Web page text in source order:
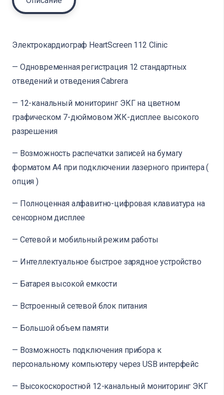
Электрокардиограф HeartScreen 112 Clinic
— Одновременная регистрация 12 стандартных
отведений и отведения Cabrera
— 12-канальный мониторинг ЭКГ на цветном
графическом 7-дюймовом ЖК-дисплее высокого
разрешения
— Возможность распечатки записей на бумагу
форматом A4 при подключении лазерного принтера (
опция )
— Полноценная алфавитно-цифровая клавиатура на
сенсорном дисплее
— Сетевой и мобильный режим работы
— Интеллектуальное быстрое зарядное устройство
— Батарея высокой емкости
— Встроенный сетевой блок питания
— Большой объем памяти
— Возможность подключения прибора к
персональному компьютеру через USB интерфейс
— Высокоскоростной 12-канальный мониторинг ЭКГ